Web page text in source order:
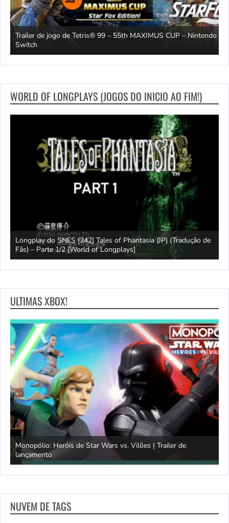
Trailer de jogo de Tetris® 99 – 55th MAXIMUS CUP – Nintendo
Switch
WORLD OF LONGPLAYS (JOGOS DO INICIO AO FIM!)
Longplay do SNES [242] Tales of Phantasia (JP) (Tradução de
Fãs) – Parte 1/2 [World of Longplays]
ULTIMAS XBOX!
Monopólio: Heróis de Star Wars vs. Vilões | Trailer de
lançamento
NUVEM DE TAGS